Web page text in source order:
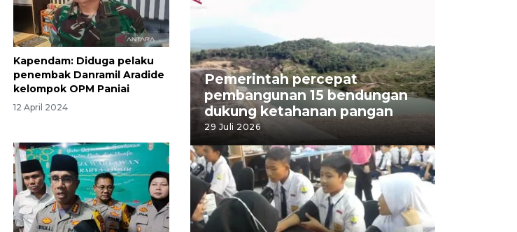
Kapendam: Diduga pelaku
penembak Danramil Aradide
kelompok OPM Paniai
12 April 2024
Pemerintah percepat
pembangunan 15 bendungan
dukung ketahanan pangan
29 Juli 2026